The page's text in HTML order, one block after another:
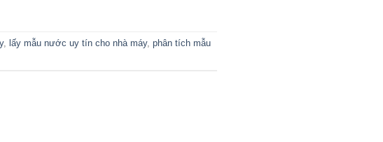
, lấy mẫu nước uy tín cho nhà máy, phân tích mẫu